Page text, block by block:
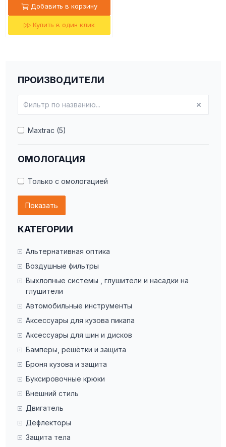
ПРОИЗВОДИТЕЛИ
Maxtrac (5)
ОМОЛОГАЦИЯ
Только с омологацией
Показать
КАТЕГОРИИ
Альтернативная оптика
Воздушные фильтры
Выхлопные системы , глушители и насадки на
глушители
Автомобильные инструменты
Аксессуары для кузова пикапа
Аксессуары для шин и дисков
Бамперы, решётки и защита
Броня кузова и защита
Буксировочные крюки
Внешний стиль
Двигатель
Дефлекторы
Защита тела
Добавить в корзину
Купить в один клик